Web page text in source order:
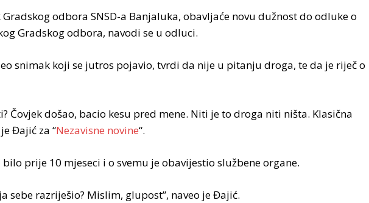
odbora SNSD-a Banjaluka, obavljaće novu dužnost do odluke o
Gradskog odbora, navodi se u odluci.
snimak koji se jutros pojavio, tvrdi da nije u pitanju droga, te da je riječ o
Čovjek došao, bacio kesu pred mene. Niti je to droga niti ništa. Klasična
Đajić za “Nezavisne novine“.
prije 10 mjeseci i o svemu je obavijestio službene organe.
sebe razriješio? Mislim, glupost”, naveo je Đajić.